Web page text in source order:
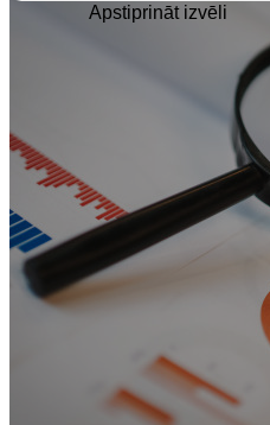
Apstiprināt izvēli